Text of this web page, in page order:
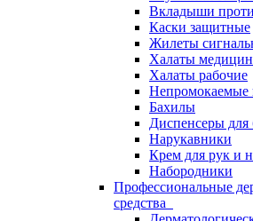
Вкладыши
Каски защитные
Жилеты
Халаты
Халаты рабочие
Непромокаемые
Бахилы
Диспенсеры для
Нарукавники
Крем для рук и
Набородники
Профессиональные
средства